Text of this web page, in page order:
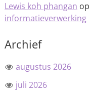
Lewis koh phangan op
informatieverwerking
Archief
augustus 2026
juli 2026